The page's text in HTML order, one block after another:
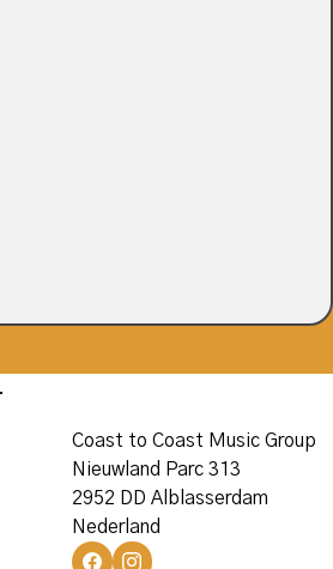
Coast to Coast Music Group
Nieuwland Parc 313
2952 DD Alblasserdam
Nederland